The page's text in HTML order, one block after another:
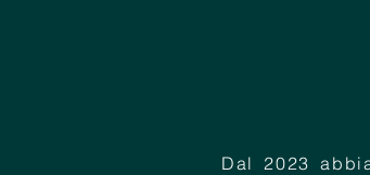
Dal 2023